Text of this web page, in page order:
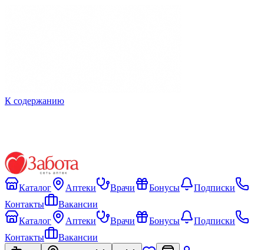
К содержанию
Каталог Аптеки Врачи Бонусы
Подписки
Контакты
Вакансии
Каталог
Аптеки Врачи Бонусы
Подписки
Контакты
Вакансии